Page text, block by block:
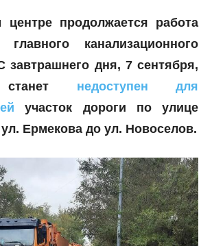
центре продолжается работа
канализационного
завтрашнего дня, 7 сентября,
недоступен для
участок дороги по улице
Ермекова до ул. Новоселов.